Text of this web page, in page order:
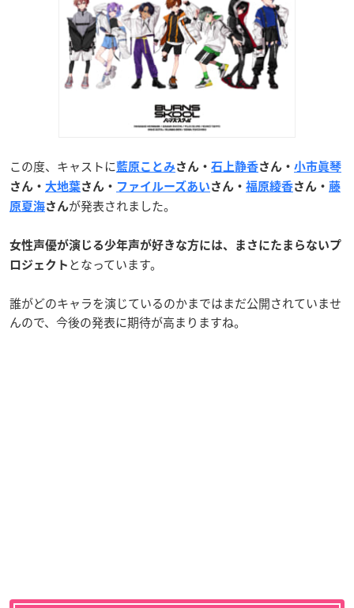
この度、キャストに藍原ことみさん・ 石上静香さん・ 小市眞琴
さん・ 大地葉さん・ ファイルーズあい さん・ 福原綾香さん・ 藤
原夏海さんが発表されました。
女性声優が演じる少年声が好きな方には、まさにたまらないプ
ロジェクト となっています。
誰がどのキャラを演じているのかまではまだ公開されていませ
んので、今後の発表に期待が高まりますね。